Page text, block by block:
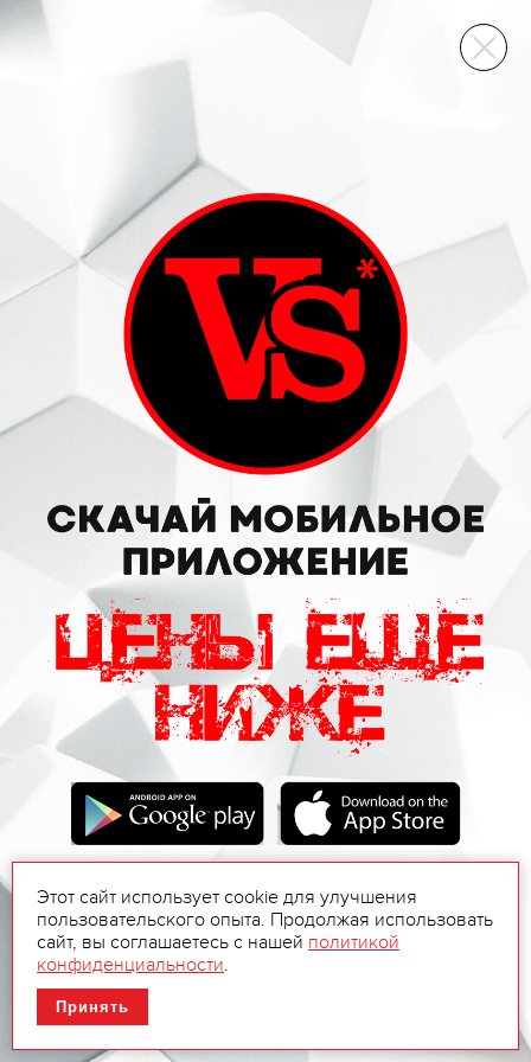
ВИННЫЙ СКЛАД
Этот сайт использует cookie для улучшения
пользовательского опыта. Продолжая использовать
сайт, вы соглашаетесь с нашей политикой
конфиденциальности.
Принять